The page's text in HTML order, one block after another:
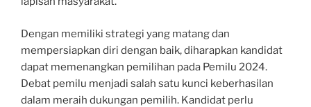
Dengan memiliki strategi yang matang dan
mempersiapkan diri dengan baik, diharapkan kandidat
dapat memenangkan pemilihan pada Pemilu 2024.
Debat pemilu menjadi salah satu kunci keberhasilan
dalam meraih dukungan pemilih. Kandidat perlu